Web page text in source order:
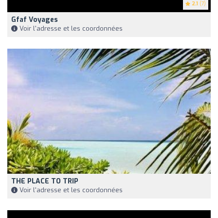
2.1 (7)
Gfaf Voyages
Voir l'adresse et les coordonnées
THE PLACE TO TRIP
Voir l'adresse et les coordonnées